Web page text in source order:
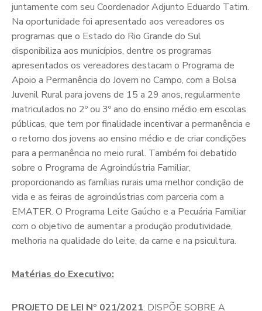
juntamente com seu Coordenador Adjunto Eduardo Tatim.
Na oportunidade foi apresentado aos vereadores os
programas que o Estado do Rio Grande do Sul
disponibiliza aos municípios, dentre os programas
apresentados os vereadores destacam o Programa de
Apoio a Permanência do Jovem no Campo, com a Bolsa
Juvenil Rural para jovens de 15 a 29 anos, regularmente
matriculados no 2º ou 3º ano do ensino médio em escolas
públicas, que tem por finalidade incentivar a permanência e
o retorno dos jovens ao ensino médio e de criar condições
para a permanência no meio rural. Também foi debatido
sobre o Programa de Agroindústria Familiar,
proporcionando as famílias rurais uma melhor condição de
vida e as feiras de agroindústrias com parceria com a
EMATER. O Programa Leite Gaúcho e a Pecuária Familiar
com o objetivo de aumentar a produção produtividade,
melhoria na qualidade do leite, da carne e na psicultura.
Matérias do Executivo:
PROJETO DE LEI Nº 021/2021: DISPÕE SOBRE A